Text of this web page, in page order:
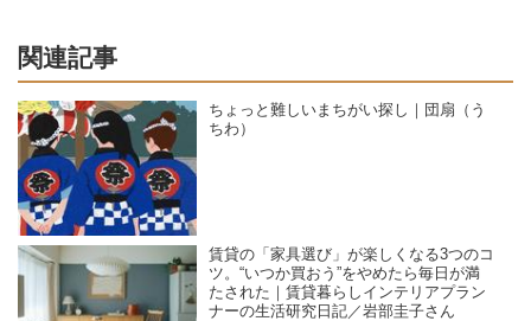
関連記事
ちょっと難しいまちがい探し｜団扇（う
ちわ）
賃貸の「家具選び」が楽しくなる3つのコ
ツ。“いつか買おう”をやめたら毎日が満
たされた｜賃貸暮らしインテリアプラン
ナーの生活研究日記／岩部圭子さん